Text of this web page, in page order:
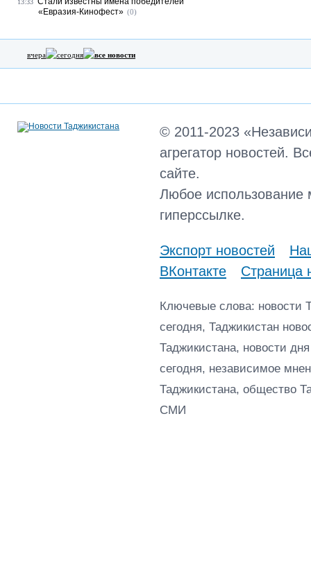
13:33
«Евразия-Кинофест» (0)
вчера сегодня все новости
© 2011-2023
агрегатор новостей.
сайте.
Любое использование
гиперссылке.
Экспорт новостей
ВКонтакте
Страница
Ключевые слова: новости
сегодня, Таджикистан
Таджикистана, новости
сегодня, независимое
Таджикистана, общество
СМИ